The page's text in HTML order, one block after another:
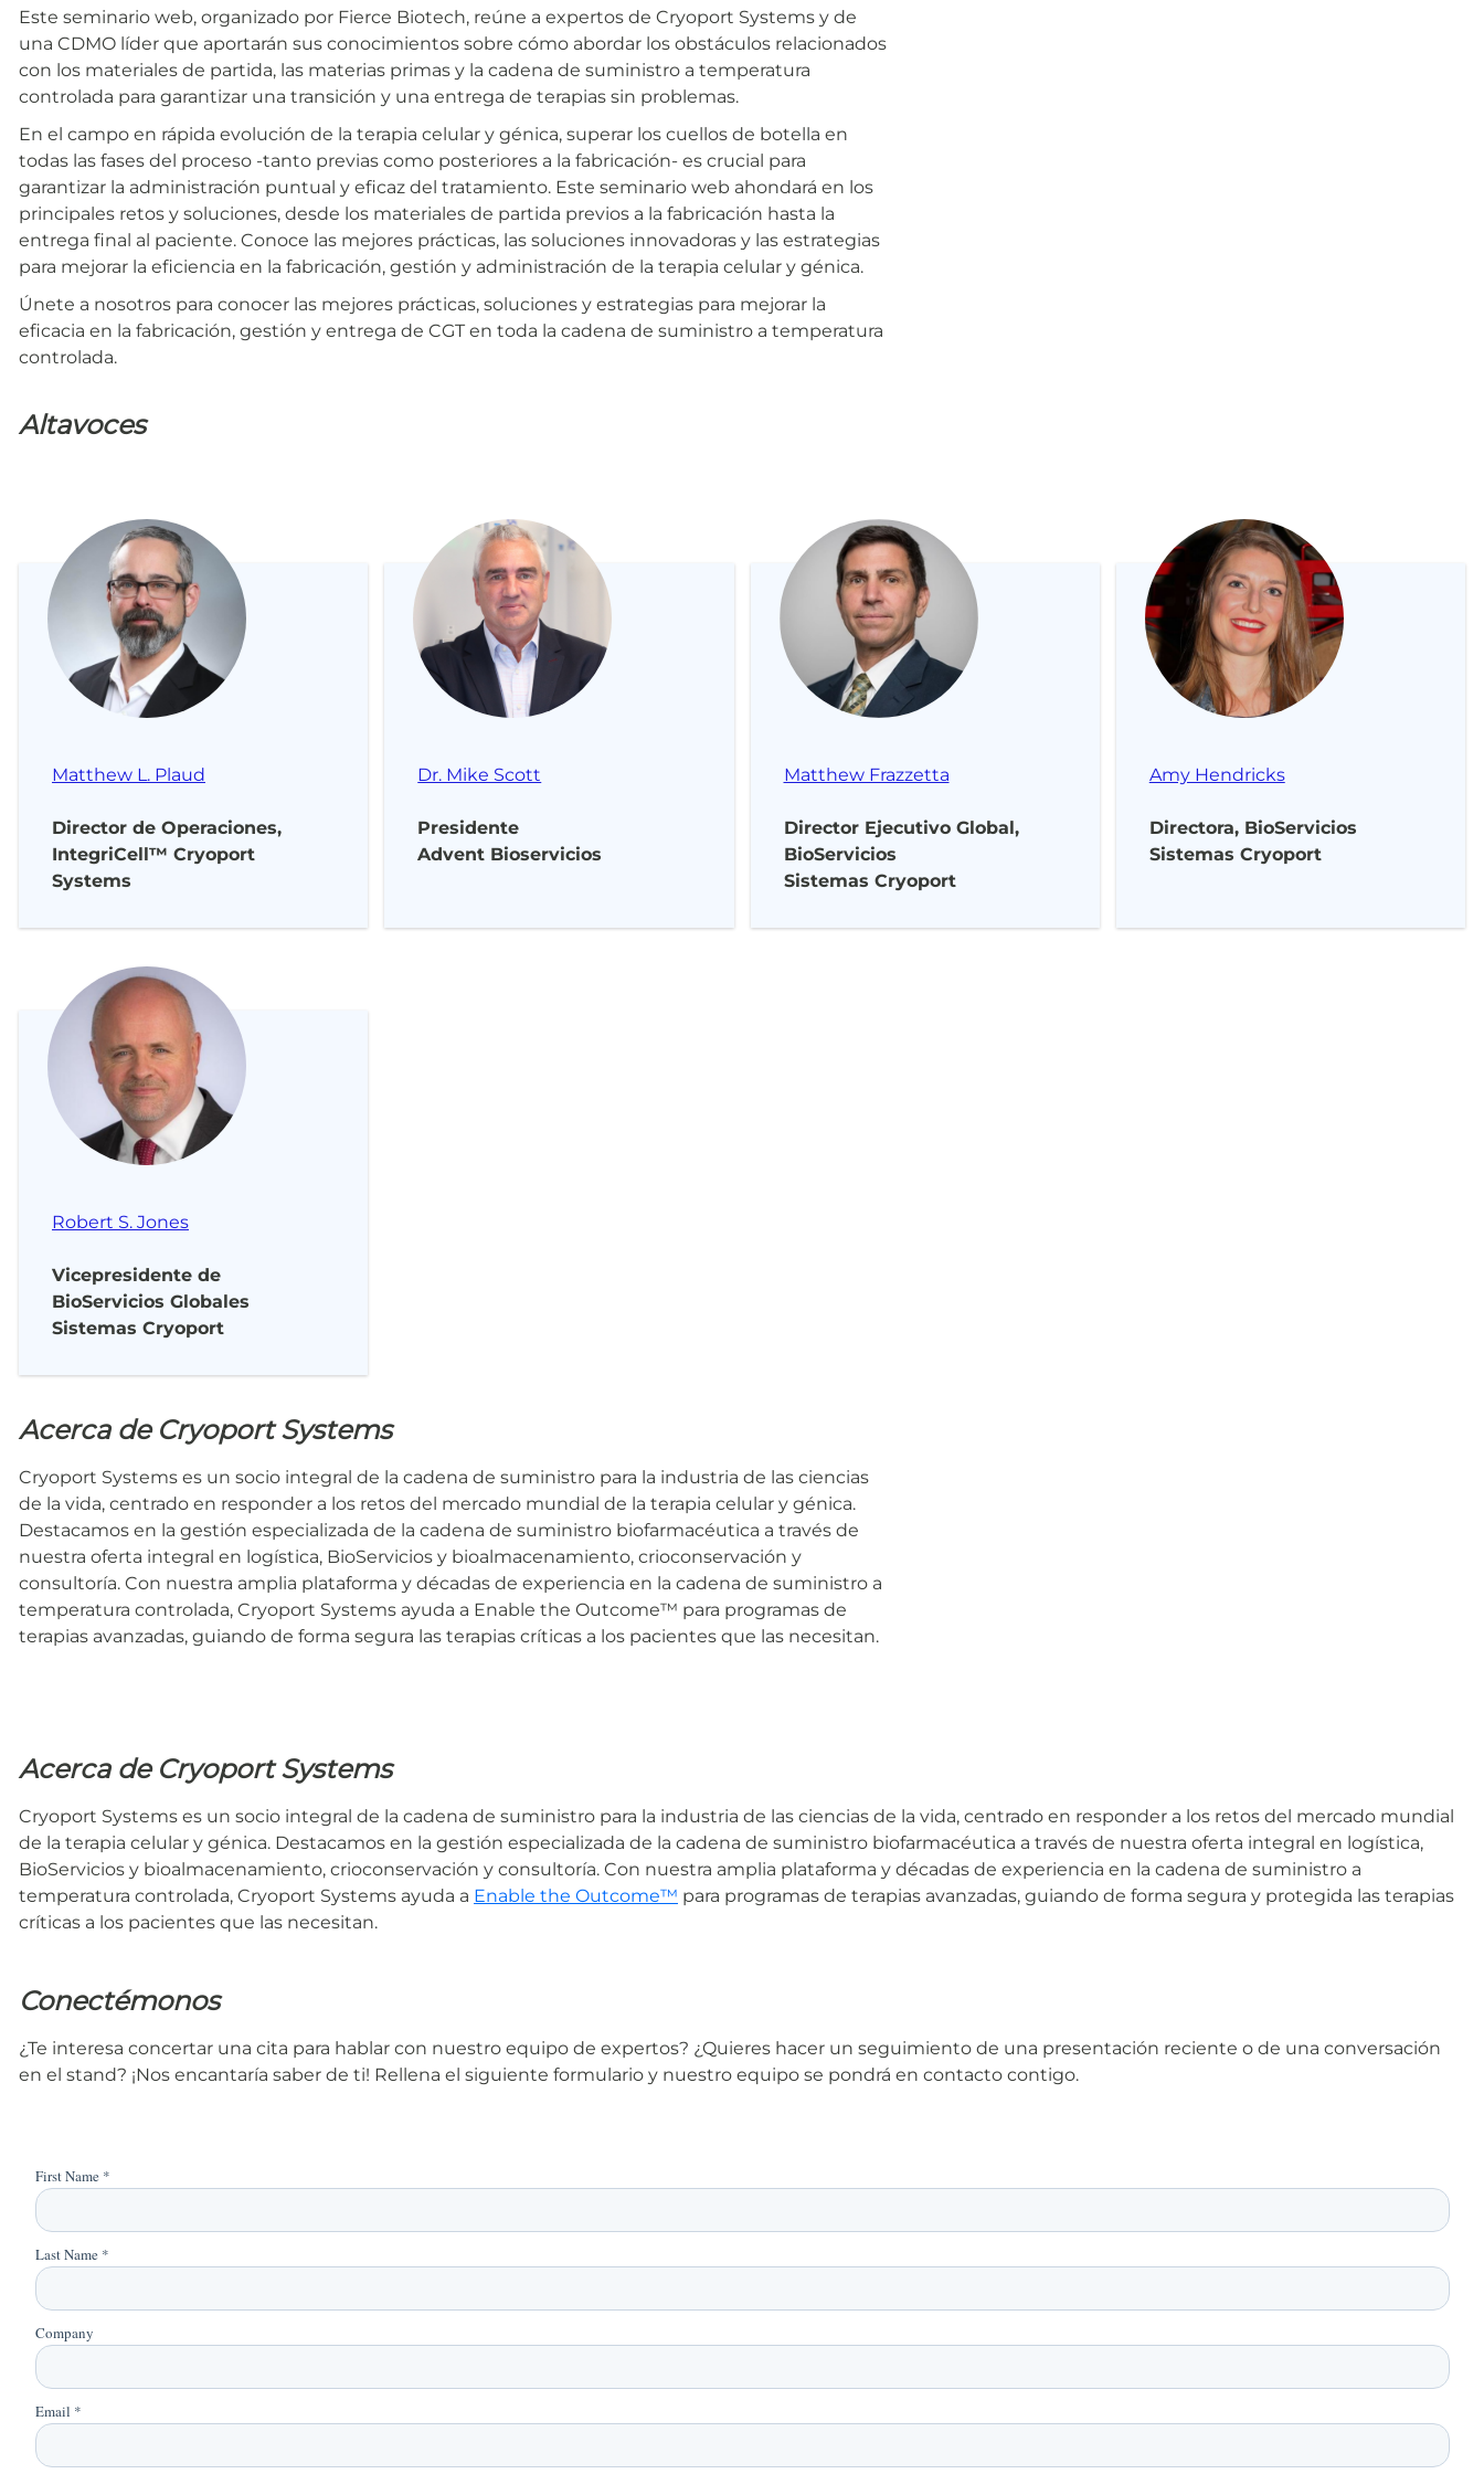
Este seminario web, organizado por Fierce Biotech, reúne a expertos de Cryoport Systems y de
una CDMO líder que aportarán sus conocimientos sobre cómo abordar los obstáculos relacionados
con los materiales de partida, las materias primas y la cadena de suministro a temperatura
controlada para garantizar una transición y una entrega de terapias sin problemas.
En el campo en rápida evolución de la terapia celular y génica, superar los cuellos de botella en
todas las fases del proceso -tanto previas como posteriores a la fabricación- es crucial para
garantizar la administración puntual y eficaz del tratamiento. Este seminario web ahondará en los
principales retos y soluciones, desde los materiales de partida previos a la fabricación hasta la
entrega final al paciente. Conoce las mejores prácticas, las soluciones innovadoras y las estrategias
para mejorar la eficiencia en la fabricación, gestión y administración de la terapia celular y génica.
Únete a nosotros para conocer las mejores prácticas, soluciones y estrategias para mejorar la
eficacia en la fabricación, gestión y entrega de CGT en toda la cadena de suministro a temperatura
controlada.
Altavoces
Matthew L. Plaud
Director de Operaciones,
IntegriCell™ Cryoport
Systems
Dr. Mike Scott
Presidente
Advent Bioservicios
Matthew Frazzetta
Director Ejecutivo Global,
BioServicios
Sistemas Cryoport
Amy Hendricks
Directora, BioServicios
Sistemas Cryoport
Robert S. Jones
Vicepresidente de
BioServicios Globales
Sistemas Cryoport
Acerca de Cryoport Systems
Cryoport Systems es un socio integral de la cadena de suministro para la industria de las ciencias
de la vida, centrado en responder a los retos del mercado mundial de la terapia celular y génica.
Destacamos en la gestión especializada de la cadena de suministro biofarmacéutica a través de
nuestra oferta integral en logística, BioServicios y bioalmacenamiento, crioconservación y
consultoría. Con nuestra amplia plataforma y décadas de experiencia en la cadena de suministro a
temperatura controlada, Cryoport Systems ayuda a Enable the Outcome™ para programas de
terapias avanzadas, guiando de forma segura las terapias críticas a los pacientes que las necesitan.
Acerca de Cryoport Systems
Cryoport Systems es un socio integral de la cadena de suministro para la industria de las ciencias de la vida, centrado en responder a los retos del mercado mundial
de la terapia celular y génica. Destacamos en la gestión especializada de la cadena de suministro biofarmacéutica a través de nuestra oferta integral en logística,
BioServicios y bioalmacenamiento, crioconservación y consultoría. Con nuestra amplia plataforma y décadas de experiencia en la cadena de suministro a
temperatura controlada, Cryoport Systems ayuda a Enable the Outcome™ para programas de terapias avanzadas, guiando de forma segura y protegida las terapias
críticas a los pacientes que las necesitan.
Conectémonos
¿Te interesa concertar una cita para hablar con nuestro equipo de expertos? ¿Quieres hacer un seguimiento de una presentación reciente o de una conversación
en el stand? ¡Nos encantaría saber de ti! Rellena el siguiente formulario y nuestro equipo se pondrá en contacto contigo.